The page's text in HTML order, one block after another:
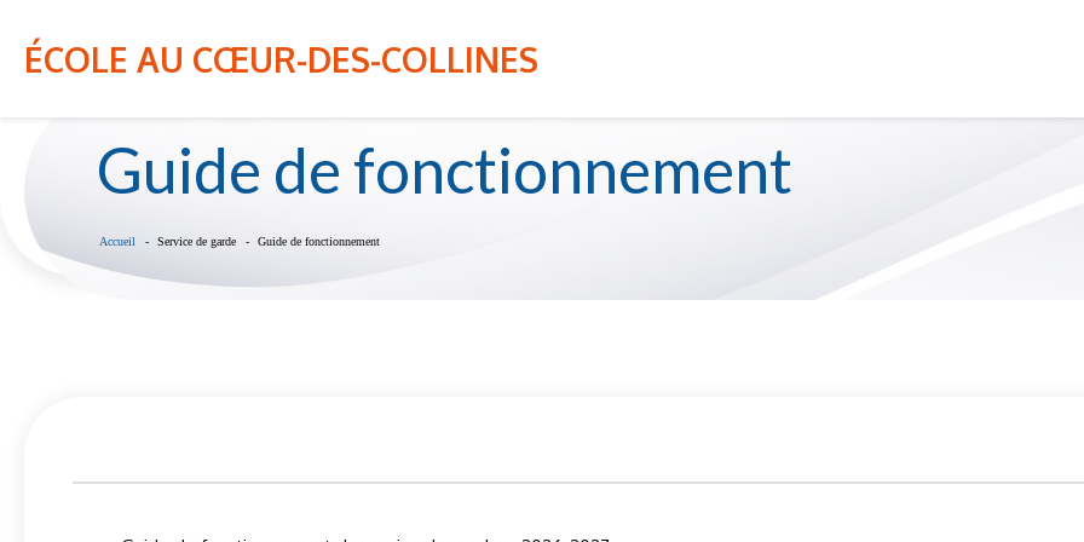
ÉCOLE AU CŒUR-DES-COLLINES
NOTRE ÉCOLE INFO-PARENTS
Guide de fonctionnement
Accueil Service de garde Guide de fonctionnement